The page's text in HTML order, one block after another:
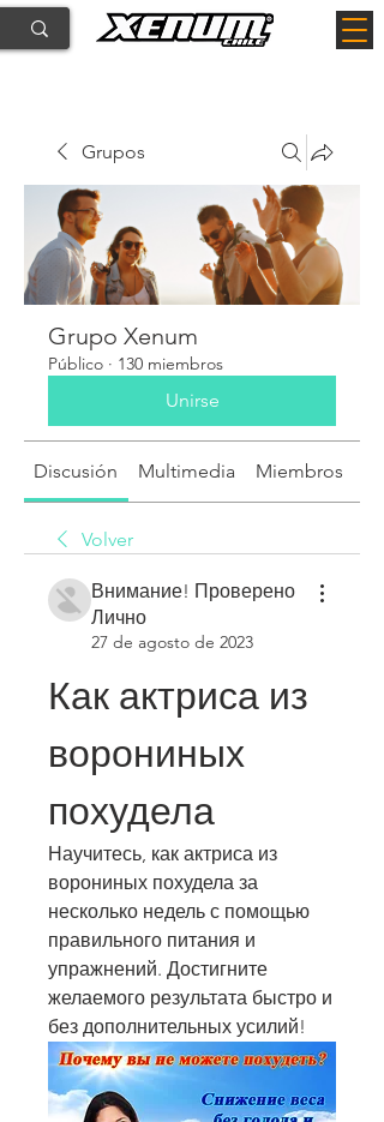
Grupos
Grupo Xenum
Público · 130 miembros
Unirse
Discusión Multimedia Miembros
Volver
Внимание! Проверено
Лично
27 de agosto de 2023
Как актриса из
ворониных
похудела
Научитесь, как актриса из
ворониных похудела за
несколько недель с помощью
правильного питания и
упражнений. Достигните
желаемого результата быстро и
без дополнительных усилий!